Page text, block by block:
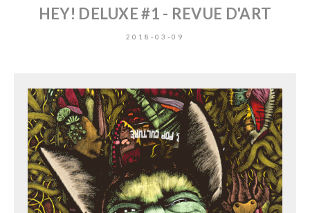
HEY! DELUXE #1 - REVUE D'ART
2018-03-09